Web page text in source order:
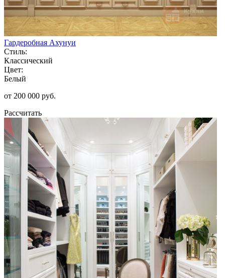
Гардеробная Ахунуи
Стиль:
Классический
Цвет:
Белый
от 200 000 руб.
Рассчитать